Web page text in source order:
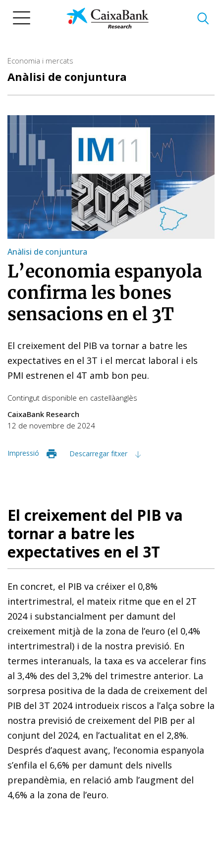
Economia i mercats
Anàlisi de conjuntura
Anàlisi de conjuntura
L’economia espanyola
confirma les bones
sensacions en el 3T
El creixement del PIB va tornar a batre les
expectatives en el 3T i el mercat laboral i els
PMI estrenen el 4T amb bon peu.
Contingut disponible en castellàanglès
CaixaBank Research
12 de novembre de 2024
Impressió Descarregar fitxer
El creixement del PIB va
tornar a batre les
expectatives en el 3T
En concret, el PIB va créixer el 0,8%
intertrimestral, el mateix ritme que en el 2T
2024 i substancialment per damunt del
creixement mitjà de la zona de l’euro (el 0,4%
intertrimestral) i de la nostra previsió. En
termes interanuals, la taxa es va accelerar fins
al 3,4% des del 3,2% del trimestre anterior. La
sorpresa positiva de la dada de creixement del
PIB del 3T 2024 intro­­dueix riscos a l’alça sobre la
nostra previsió de creixement del PIB per al
conjunt del 2024, en l’actualitat en el 2,8%.
Després d’aquest avanç, l’economia espanyola
s’enfila el 6,6% per damunt dels nivells
prepandèmia, en relació amb l’augment del
4,6% a la zona de l’euro.